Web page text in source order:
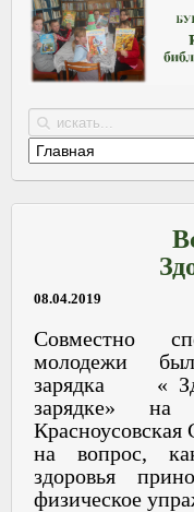
08.04.2019
Совместно
молодежи
зарядка «
зарядке»
на вопрос,
здоровья
физическое